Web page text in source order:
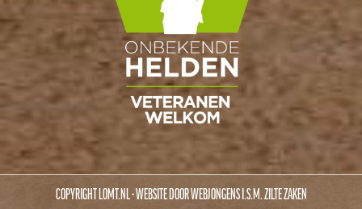
COPYRIGHT LOMT.NL - WEBSITE DOORWEBJONGENSI.S.M.ZILTE ZAKEN